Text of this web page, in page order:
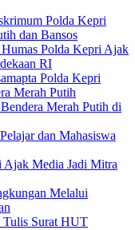
Polda Kepri
dan Bansos
Polda Kepri Ajak
RI
Polda Kepri
Merah Putih
Merah Putih di
dan Mahasiswa
Media Jadi Mitra
Melalui
Tulis Surat HUT